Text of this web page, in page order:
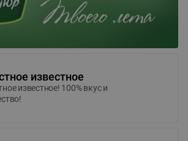
известное
известное! 100% вкус и